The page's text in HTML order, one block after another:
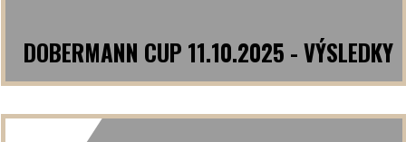
DOBERMANN CUP 11.10.2025 - VÝSLEDKY